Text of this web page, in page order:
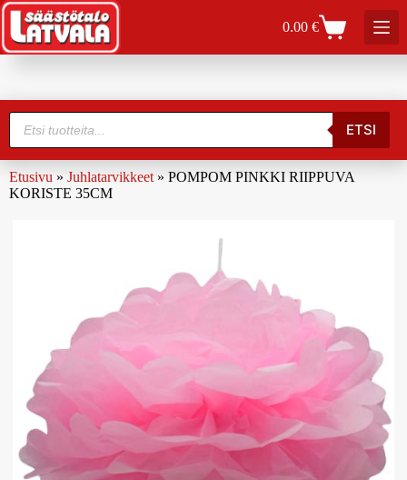
0.00€
ETSI
Etusivu » Juhlatarvikkeet » POMPOM PINKKI RIIPPUVA
KORISTE 35CM